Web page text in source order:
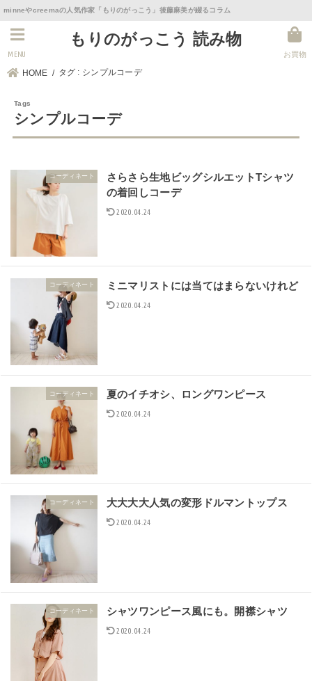
minneやcreemaの人気作家「もりのがっこう」後藤麻美が綴るコラム
もりのがっこう 読み物
お買物
MENU
HOME タグ : シンプルコーデ
シンプルコーデ
コーディネート
さらさら生地ビッグシルエットTシャツ
の着回しコーデ
2020.04.24
コーディネート ミニマリストには当てはまらないけれど
2020.04.24
コーディネート 夏のイチオシ、ロングワンピース
2020.04.24
コーディネート 大大大大人気の変形ドルマントップス
2020.04.24
コーディネート シャツワンピース風にも。開襟シャツ
2020.04.24